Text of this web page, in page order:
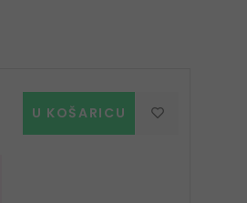
U KOŠARICU